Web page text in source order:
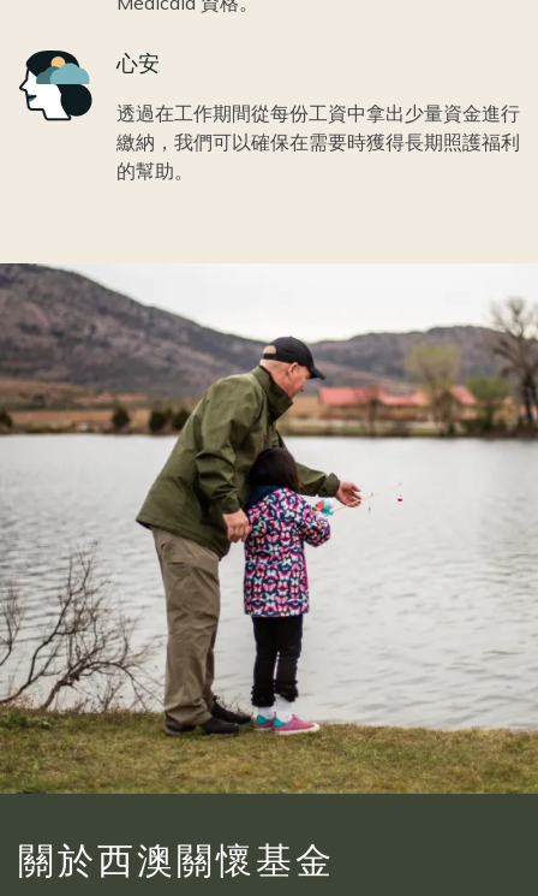
Icon 心安
透過在工作期間從每份工資中拿出少量資金進行
繳納，我們可以確保在需要時獲得長期照護福利
的幫助。
關於西澳關懷基金
Image